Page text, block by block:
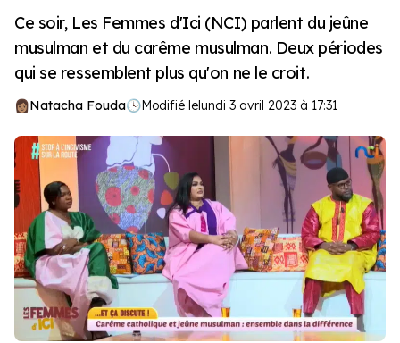
Ce soir, Les Femmes d'Ici (NCI) parlent du jeûne
musulman et du carême musulman. Deux périodes
qui se ressemblent plus qu'on ne le croit.
Natacha Fouda🕓Modifié lelundi 3 avril 2023 à 17:31